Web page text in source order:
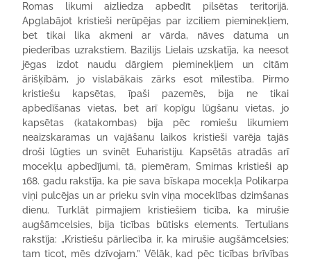
Romas likumi aizliedza apbedīt pilsētas teritorijā.
Apglabājot kristieši nerūpējas par izciliem pieminekļiem,
bet tikai lika akmeni ar vārda, nāves datuma un
piederības uzrakstiem. Bazilijs Lielais uzskatīja, ka neesot
jēgas izdot naudu dārgiem pieminekļiem un citām
ārišķībām, jo vislabākais zārks esot mīlestība. Pirmo
kristiešu kapsētas, īpaši pazemēs, bija ne tikai
apbedīšanas vietas, bet arī kopīgu lūgšanu vietas, jo
kapsētas (katakombas) bija pēc romiešu likumiem
neaizskaramas un vajāšanu laikos kristieši varēja tajās
droši lūgties un svinēt Euharistiju. Kapsētās atradās arī
mocekļu apbedījumi, tā, piemēram, Smirnas kristieši ap
168. gadu rakstīja, ka pie sava bīskapa mocekļa Polikarpa
viņi pulcējas un ar prieku svin viņa moceklības dzimšanas
dienu. Turklāt pirmajiem kristiešiem ticība, ka mirušie
augšāmcelsies, bija ticības būtisks elements. Tertulians
rakstīja: „Kristiešu pārliecība ir, ka mirušie augšāmcelsies;
tam ticot, mēs dzīvojam.” Vēlāk, kad pēc ticības brīvības